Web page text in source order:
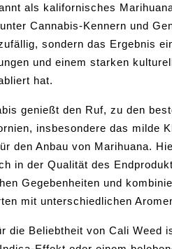
als kalifornisches
Cannabis-Kennern und
sondern das Ergebnis
und einem starken
hat.
genießt den Ruf, zu den
insbesondere das milde
den Anbau von Marihuana.
in der Qualität des
Gegebenheiten und
mit unterschiedlichen
die Beliebtheit von Cali Weed